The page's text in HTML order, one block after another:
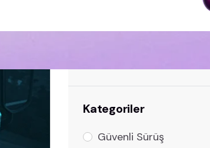
Kategoriler
Güvenli Sürüş